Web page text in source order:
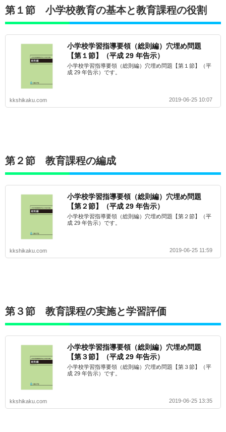
第１節 小学校教育の基本と教育課程の役割
小学校学習指導要領（総則編）穴埋め問題
【第１節】（平成 29 年告示）
小学校学習指導要領（総則編）穴埋め問題【第１節】（平
成 29 年告示）です。
kkshikaku.com 2019-06-25 10:07
第２節 教育課程の編成
小学校学習指導要領（総則編）穴埋め問題
【第２節】（平成 29 年告示）
小学校学習指導要領（総則編）穴埋め問題【第２節】（平
成 29 年告示）です。
kkshikaku.com 2019-06-25 11:59
第３節 教育課程の実施と学習評価
小学校学習指導要領（総則編）穴埋め問題
【第３節】（平成 29 年告示）
小学校学習指導要領（総則編）穴埋め問題【第３節】（平
成 29 年告示）です。
kkshikaku.com 2019-06-25 13:35